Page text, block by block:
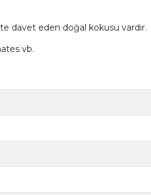
davet eden doğal kokusu vardır.
vb.